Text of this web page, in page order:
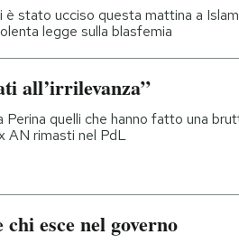
è stato ucciso questa mattina a
legge sulla blasfemia
all’irrilevanza”
Perina quelli che hanno fatto una
AN rimasti nel PdL
esce nel governo